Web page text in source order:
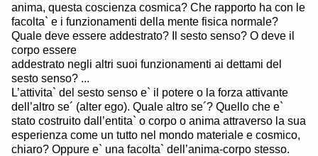
anima, questa coscienza cosmica? Che rapporto ha con le
facolta` e i funzionamenti della mente fisica normale?
Quale deve essere addestrato? Il sesto senso? O deve il
corpo essere
addestrato negli altri suoi funzionamenti ai dettami del
sesto senso? ...
L’attivita` del sesto senso e` il potere o la forza attivante
dell’altro se´ (alter ego). Quale altro se´? Quello che e`
stato costruito dall’entita` o corpo o anima attraverso la sua
esperienza come un tutto nel mondo materiale e cosmico,
chiaro? Oppure e` una facolta` dell’anima-corpo stesso.